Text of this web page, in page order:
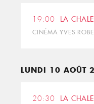
19:00 LA
CINÉMA YVES
LUNDI 10 AOÛT
20:30 LA